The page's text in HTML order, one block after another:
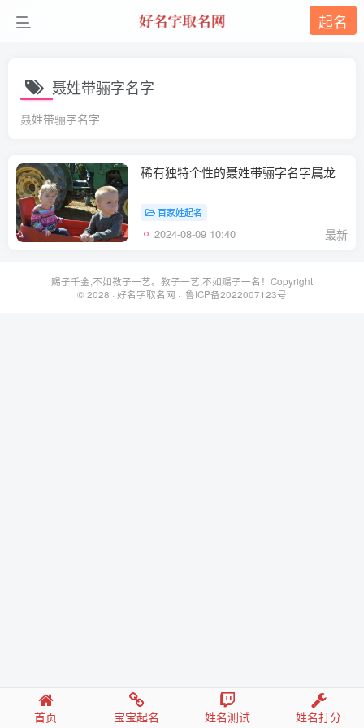
起名
聂姓带骊字名字
聂姓带骊字名字
稀有独特个性的聂姓带骊字名字属龙
百家姓起名
2024-08-09 10:40 最新
赐子千金,不如教子一艺。教子一艺,不如赐子一名！Copyright
© 2028 · 好名字取名网 · 鲁ICP备2022007123号
首页 宝宝起名 姓名测试 姓名打分